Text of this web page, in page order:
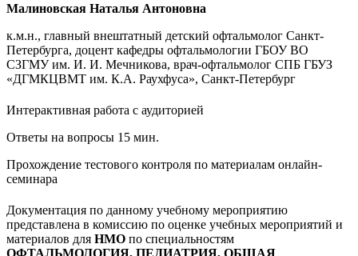
Малиновская Наталья Антоновна
к.м.н., главный внештатный детский офтальмолог Санкт-
Петербурга, доцент кафедры офтальмологии ГБОУ ВО
СЗГМУ им. И. И. Мечникова, врач-офтальмолог СПБ ГБУЗ
«ДГМКЦВМТ им. К.А. Раухфуса», Санкт-Петербург
Интерактивная работа с аудиторией
Ответы на вопросы 15 мин.
Прохождение тестового контроля по материалам онлайн-
семинара
Документация по данному учебному мероприятию
представлена в комиссию по оценке учебных мероприятий и
материалов для НМО по специальностям